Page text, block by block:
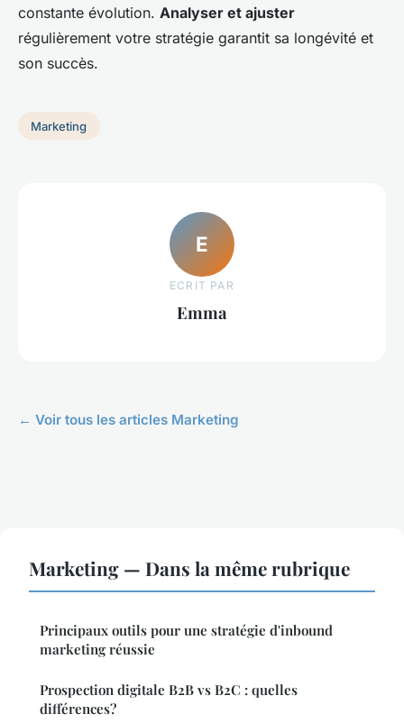
constante évolution. Analyser et ajuster
régulièrement votre stratégie garantit sa longévité et
son succès.
Marketing
E
ECRIT PAR
Emma
← Voir tous les articles Marketing
Marketing — Dans la même rubrique
Principaux outils pour une stratégie d'inbound
marketing réussie
Prospection digitale B2B vs B2C : quelles
différences?